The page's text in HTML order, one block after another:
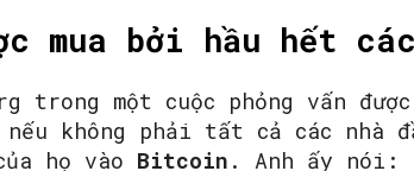
mua bởi hầu hết
trong một cuộc phỏng vấn
không phải tất cả các nhà
họ vào Bitcoin . Anh ấy nói: